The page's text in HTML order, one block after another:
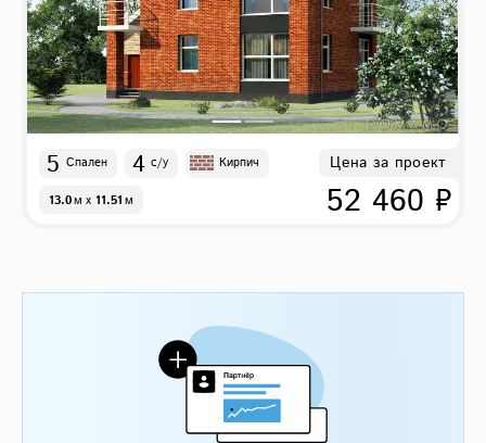
5 Спален 4 с/у Кирпич
13.0м x 11.51м
Цена за проект
52 460 ₽